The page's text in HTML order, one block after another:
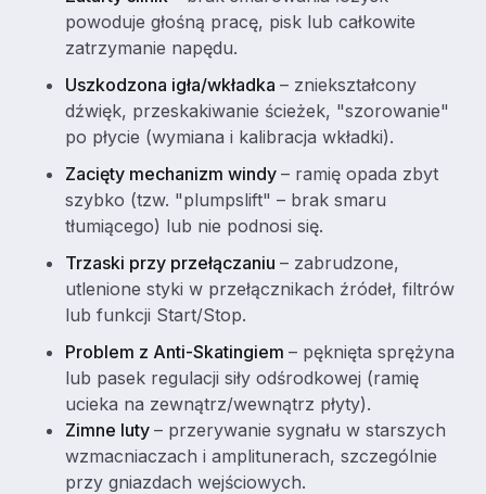
powoduje głośną pracę, pisk lub całkowite
zatrzymanie napędu.
Uszkodzona igła/wkładka – zniekształcony
dźwięk, przeskakiwanie ścieżek, "szorowanie"
po płycie (wymiana i kalibracja wkładki).
Zacięty mechanizm windy – ramię opada zbyt
szybko (tzw. "plumpslift" – brak smaru
tłumiącego) lub nie podnosi się.
Trzaski przy przełączaniu – zabrudzone,
utlenione styki w przełącznikach źródeł, filtrów
lub funkcji Start/Stop.
Problem z Anti-Skatingiem – pęknięta sprężyna
lub pasek regulacji siły odśrodkowej (ramię
ucieka na zewnątrz/wewnątrz płyty).
Zimne luty – przerywanie sygnału w starszych
wzmacniaczach i amplitunerach, szczególnie
przy gniazdach wejściowych.